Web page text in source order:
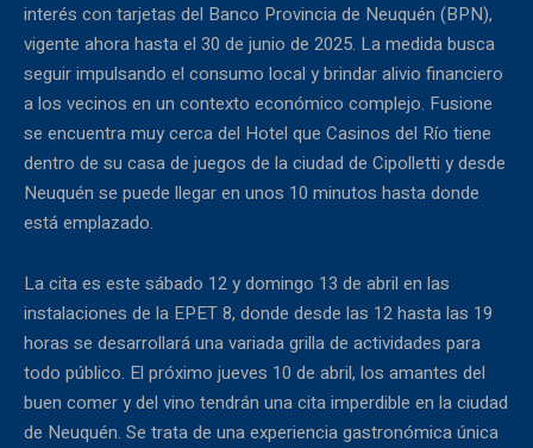
interés con tarjetas del Banco Provincia de Neuquén (BPN),
vigente ahora hasta el 30 de junio de 2025. La medida busca
seguir impulsando el consumo local y brindar alivio financiero
a los vecinos en un contexto económico complejo. Fusione
se encuentra muy cerca del Hotel que Casinos del Río tiene
dentro de su casa de juegos de la ciudad de Cipolletti y desde
Neuquén se puede llegar en unos 10 minutos hasta donde
está emplazado.
La cita es este sábado 12 y domingo 13 de abril en las
instalaciones de la EPET 8, donde desde las 12 hasta las 19
horas se desarrollará una variada grilla de actividades para
todo público. El próximo jueves 10 de abril, los amantes del
buen comer y del vino tendrán una cita imperdible en la ciudad
de Neuquén. Se trata de una experiencia gastronómica única